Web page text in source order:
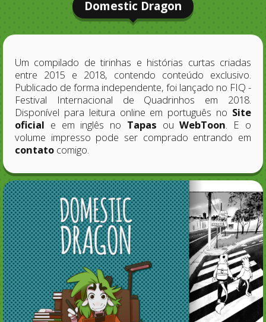
Domestic Dragon
Um compilado de tirinhas e histórias curtas criadas
entre 2015 e 2018, contendo conteúdo exclusivo.
Publicado de forma independente, foi lançado no FIQ -
Festival Internacional de Quadrinhos em 2018.
Disponível para leitura online em português no Site
oficial e em inglês no Tapas ouWebToon. E o
volume impresso pode ser comprado entrando em
contato comigo.